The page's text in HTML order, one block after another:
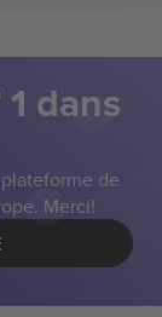
dans
de
Merci!